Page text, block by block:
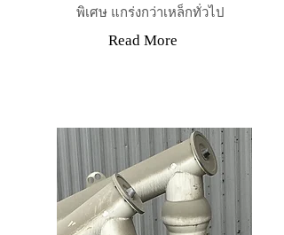
พิเศษ แกร่งกว่าเหล็กทั่วไป
Read More